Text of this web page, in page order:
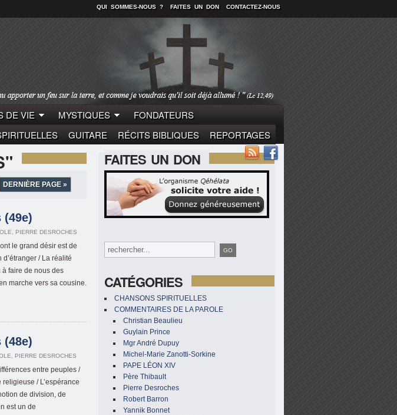
QUI SOMMES-NOUS ? FAITES UN DON CONTACTEZ-NOUS
DE VIE MYSTIQUES
FONDATEURS
GUITARE RÉCITS BIBLIQUES
REPORTAGES
FAITES UN DON
CATÉGORIES
CHANSONS SPIRITUELLES
COMMENTAIRES DE LA PAROLE
Christian Beaulieu
Guylain Prince
Mgr André Dupuy
Michel-Marie Zanotti-Sorkine
PAPE LÉON XIV
Père Thibault
Pierre Desroches
Robert Barron
Yannik Bonnet
DERNIÈRE PAGE »
(49e)
PIERRE DESROCHES
le grand désir est de
d’étranger / La réalité
faire de nous des
marche vers sa cousine.
(48e)
PIERRE DESROCHES
entre peuples /
/ L’espérance
de division, de
est un de